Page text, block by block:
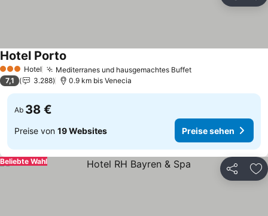
3 SterneHotel Mediterranes und hausgemachtes BuffetPreise sehen
Hotel Porto
7,1 3.288 0.9 km bis Venecia
Ab 38 €
Preise von 19 Websites Preise sehen
Teilen
Beliebte Wahl